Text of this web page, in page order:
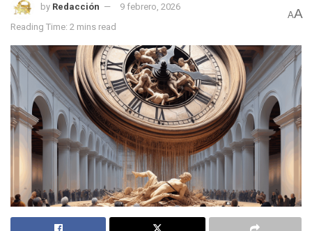
by Redacción
9 febrero, 2026
Reading Time: 2 mins read
AA